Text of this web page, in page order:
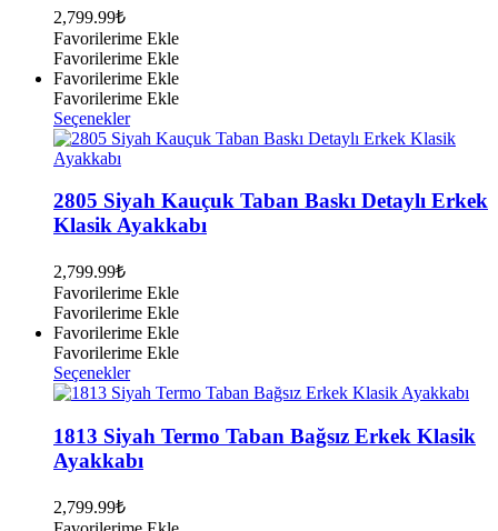
seçilebilir
2,799.99₺
Favorilerime Ekle
Favorilerime Ekle
Favorilerime Ekle
Favorilerime Ekle
SeçeneklerBu
ürünün
varyasyonu
var.
Seçenekler
seçilebilir
2805 Siyah Kauçuk Taban Baskı Detaylı Erkek
Klasik Ayakkabı
2,799.99₺
Favorilerime Ekle
Favorilerime Ekle
Favorilerime Ekle
Favorilerime Ekle
SeçeneklerBu
ürünün
fazla
varyasyonu
var.
1813 Siyah Termo Taban Bağsız Erkek Klasik
Ayakkabı
2,799.99₺